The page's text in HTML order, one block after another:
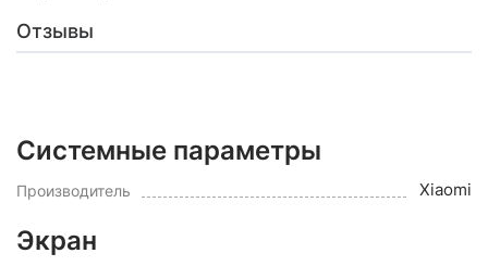
Отзывы
Системные параметры
Производитель Xiaomi
Экран